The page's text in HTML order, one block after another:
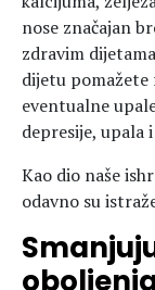
nose značajan
zdravim
dijetu pomažete
eventualne
depresije, upala
Kao dio naše
odavno su